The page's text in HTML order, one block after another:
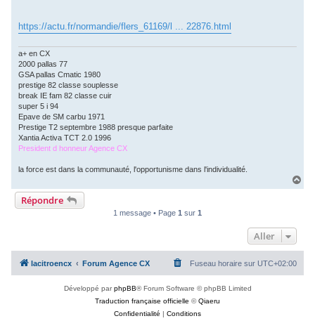
https://actu.fr/normandie/flers_61169/l ... 22876.html
a+ en CX
2000 pallas 77
GSA pallas Cmatic 1980
prestige 82 classe souplesse
break IE fam 82 classe cuir
super 5 i 94
Epave de SM carbu 1971
Prestige T2 septembre 1988 presque parfaite
Xantia Activa TCT 2.0 1996
President d honneur Agence CX
la force est dans la communauté, l'opportunisme dans l'individualité.
a
Répondre
1 message • Page 1 sur 1
Aller
lacitroencx Forum Agence CX Fuseau horaire sur UTC+02:00
Développé parphpBB® Forum Software © phpBB Limited
Traduction française officielle ©Qiaeru
Confidentialité | Conditions